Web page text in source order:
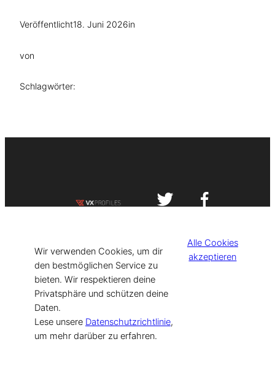
Veröffentlicht18. Juni 2026in
von
Schlagwörter:
[current_year] VISIT-X. Made with
for Models & Influencers!
Wir verwenden Cookies, um dir
den bestmöglichen Service zu
bieten. Wir respektieren deine
Privatsphäre und schützen deine
Daten.
Lese unsere Datenschutzrichtlinie,
um mehr darüber zu erfahren.
Alle Cookies
akzeptieren